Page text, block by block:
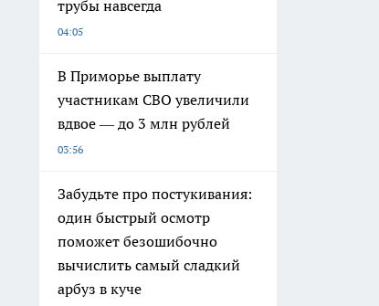
трубы навсегда
04:05
В Приморье выплату
участникам СВО увеличили
вдвое — до 3 млн рублей
03:56
Забудьте про постукивания:
один быстрый осмотр
поможет безошибочно
вычислить самый сладкий
арбуз в куче